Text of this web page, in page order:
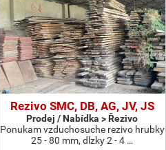
Rezivo SMC, DB, AG, JV, JS
Prodej / Nabídka > Řezivo
Ponukam vzduchosuche rezivo hrubky
25 - 80 mm, dlzky 2 - 4 …